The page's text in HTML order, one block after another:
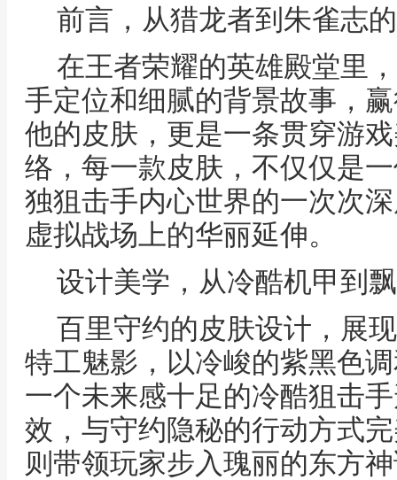
前言，从猎龙者到朱雀志
在王者荣耀的英雄殿堂里
手定位和细腻的背景故事，
他的皮肤，更是一条贯穿游
络，每一款皮肤，不仅仅是
独狙击手内心世界的一次次
虚拟战场上的华丽延伸。
设计美学，从冷酷机甲到
百里守约的皮肤设计，展
特工魅影，以冷峻的紫黑色
一个未来感十足的冷酷狙击
效，与守约隐秘的行动方式
则带领玩家步入瑰丽的东方